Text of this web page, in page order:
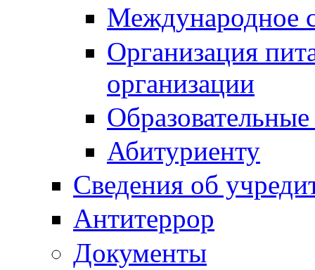
Международное
Организация
организации
Абитуриенту
Сведения об
Антитеррор
Документы